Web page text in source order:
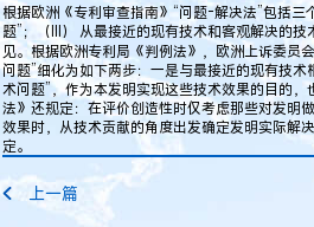
根据欧洲《专利审查指南》“问题-解决法”包括三
题”；（III） 从最接近的现有技术和客观解决的
见。根据欧洲专利局《判例法》，欧洲上诉委员
问题”细化为如下两步：一是与最接近的现有技
术问题”，作为本发明实现这些技术效果的目的
法》还规定：在评价创造性时仅考虑那些对发明
效果时，从技术贡献的角度出发确定发明实际解
定。
上一篇